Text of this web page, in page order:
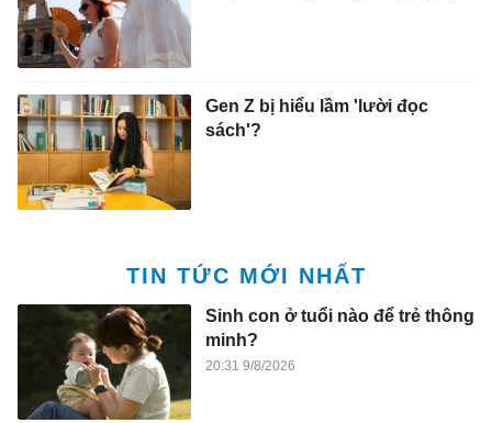
Gen Z bị hiểu lầm 'lười đọc
sách'?
TIN TỨC MỚI NHẤT
Sinh con ở tuổi nào để trẻ thông
minh?
20:31 9/8/2026